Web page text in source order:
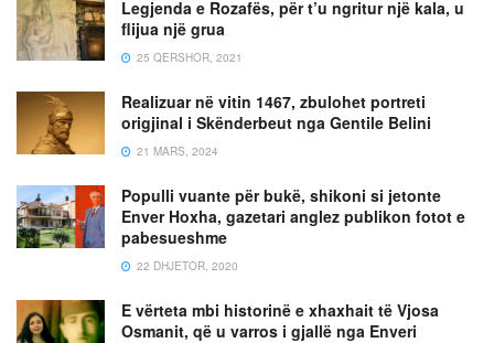
Legjenda e Rozafës, për t’u ngritur një kala, u
flijua një grua
25 QERSHOR, 2021
Realizuar në vitin 1467, zbulohet portreti
origjinal i Skënderbeut nga Gentile Belini
21 MARS, 2024
Populli vuante për bukë, shikoni si jetonte
Enver Hoxha, gazetari anglez publikon fotot e
pabesueshme
22 DHJETOR, 2020
E vërteta mbi historinë e xhaxhait të Vjosa
Osmanit, që u varros i gjallë nga Enveri